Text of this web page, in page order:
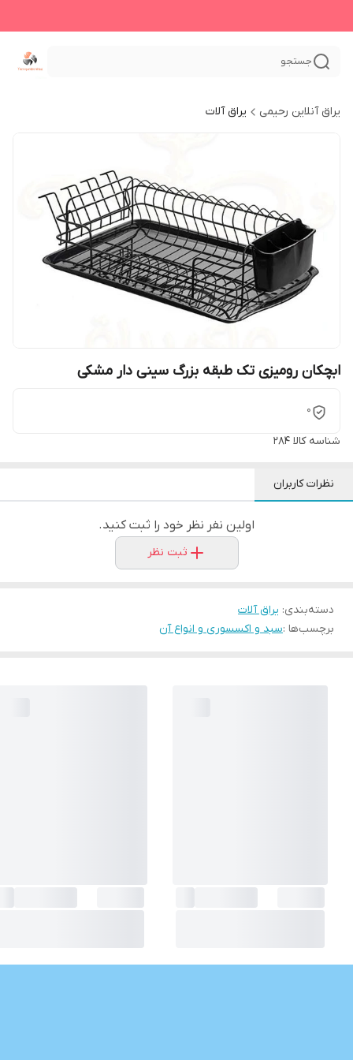
جستجو
یراق آنلاین رحیمی یراق آلات
ابچکان رومیزی تک طبقه بزرگ سینی دار مشکی
0
شناسه کالا 284
نظرات کاربران
اولین نفر نظر خود را ثبت کنید.
ثبت نظر
دسته‌بندی: یراق آلات
برچسب‌ها :سبد و اکسسوری و انواع آن